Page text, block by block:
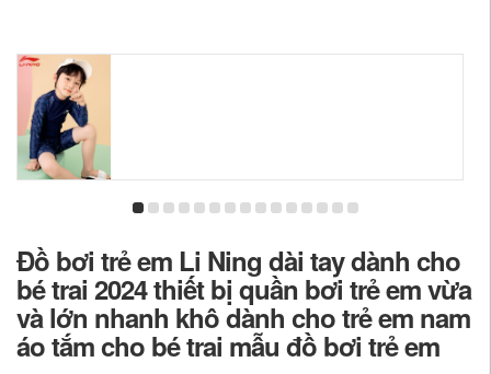
Đồ bơi trẻ em Li Ning dài tay dành cho
bé trai 2024 thiết bị quần bơi trẻ em vừa
và lớn nhanh khô dành cho trẻ em nam
áo tắm cho bé trai mẫu đồ bơi trẻ em